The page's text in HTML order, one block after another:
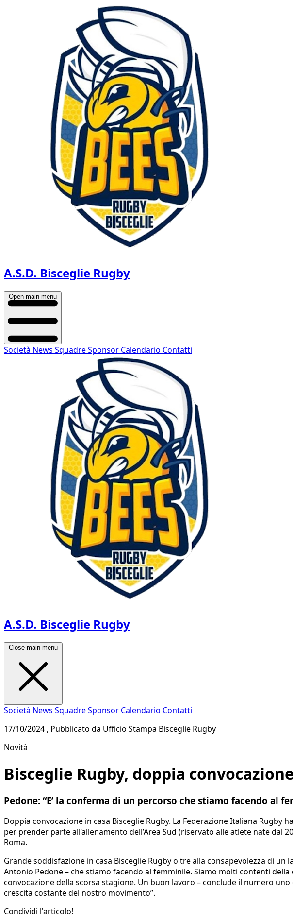
A.S.D. Bisceglie Rugby
Open main menu
Società News SquadreSponsor Calendario Contatti
A.S.D. Bisceglie Rugby
Close main menu
Società News SquadreSponsor Calendario Contatti
17/10/2024 , Pubblicato da Ufficio Stampa Bisceglie Rugby
Novità
Bisceglie Rugby, doppia
Pedone: “E’ la conferma di un percorso che stiamo facendo al
Doppia convocazione in casa Bisceglie Rugby. La Federazione Italiana
per prender parte all’allenamento dell’Area Sud (riservato alle atlete nate dal
Roma.
Grande soddisfazione in casa Bisceglie Rugby oltre alla consapevolezza di
Antonio Pedone – che stiamo facendo al femminile. Siamo molti contenti
convocazione della scorsa stagione. Un buon lavoro – conclude il numero
crescita costante del nostro movimento”.
Condividi l'articolo!